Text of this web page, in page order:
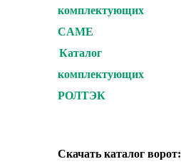
комплектующих
CAME
Каталог
комплектующих
РОЛТЭК
Скачать каталог ворот: